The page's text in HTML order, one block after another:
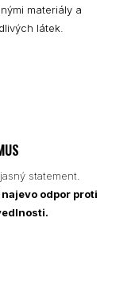
materiály a
látek.
statement.
odpor proti